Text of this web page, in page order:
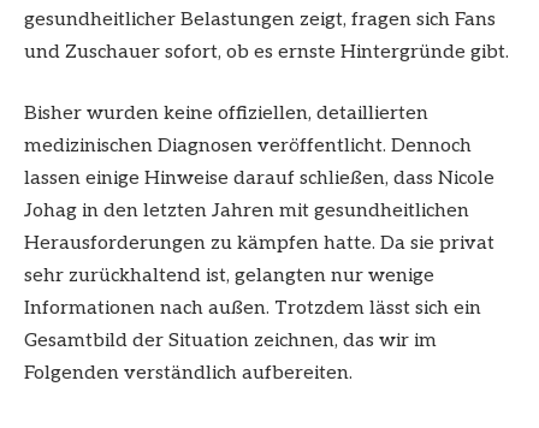
gesundheitlicher Belastungen zeigt, fragen sich Fans
und Zuschauer sofort, ob es ernste Hintergründe gibt.
Bisher wurden keine offiziellen, detaillierten
medizinischen Diagnosen veröffentlicht. Dennoch
lassen einige Hinweise darauf schließen, dass Nicole
Johag in den letzten Jahren mit gesundheitlichen
Herausforderungen zu kämpfen hatte. Da sie privat
sehr zurückhaltend ist, gelangten nur wenige
Informationen nach außen. Trotzdem lässt sich ein
Gesamtbild der Situation zeichnen, das wir im
Folgenden verständlich aufbereiten.